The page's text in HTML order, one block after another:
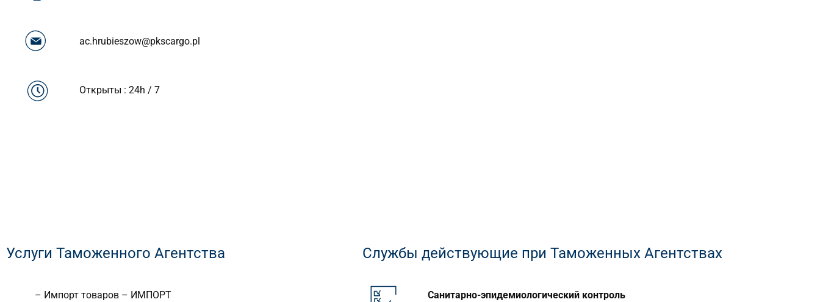
ac.hrubieszow@pkscargo.pl
Открыты : 24h / 7
Услуги Таможенного Агентства Службы действующие при Таможенных Агентствах
– Импорт товаров – ИМПОРТ
MDR
Санитарно-эпидемиологический контроль